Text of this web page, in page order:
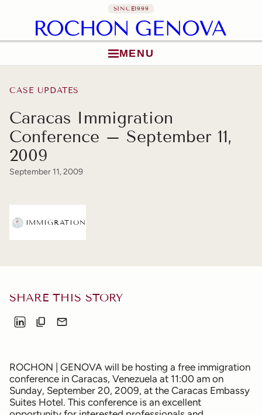
Skip to content
SINCE1999
MENU
CASE UPDATES
Caracas Immigration
Conference – September 11,
2009
September 11, 2009
IMMIGRATION
ROCHON | GENOVA will be hosting a free immigration
conference in Caracas, Venezuela at 11:00 am on
Sunday, September 20, 2009, at the Caracas Embassy
Suites Hotel. This conference is an excellent
SHARE THIS STORY